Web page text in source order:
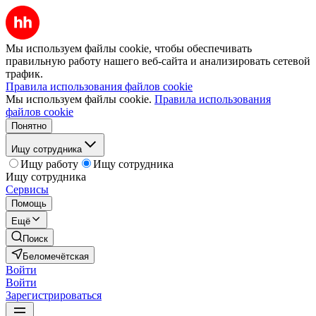
Мы используем файлы cookie, чтобы обеспечивать
правильную работу нашего веб-сайта и анализировать сетевой
трафик.
Правила использования файлов cookie
Мы используем файлы cookie. Правила использования
файлов cookie
Понятно
Ищу сотрудника
Ищу работу
Ищу сотрудника
Ищу сотрудника
Сервисы
Помощь
Ещё
Поиск
Беломечётская
Войти
Войти
Зарегистрироваться